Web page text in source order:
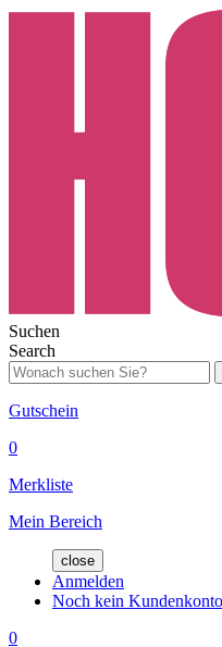
Suchen
Search
Gutschein
0
Merkliste
Mein Bereich
close
Anmelden
Noch kein
0